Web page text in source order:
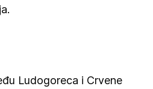
Ludogoreca i Crvene